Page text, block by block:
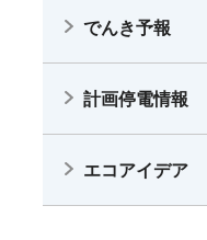
でんき予報
計画停電情報
エコアイデア